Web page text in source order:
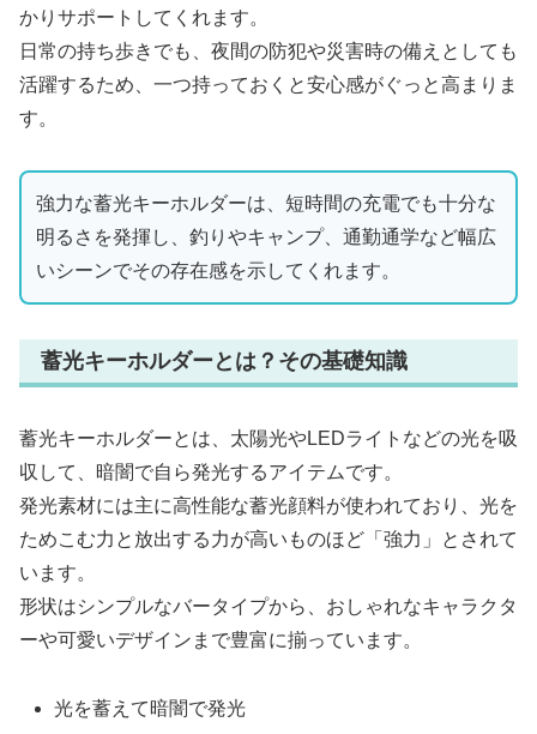
かりサポートしてくれます。
日常の持ち歩きでも、夜間の防犯や災害時の備えとしても
活躍するため、一つ持っておくと安心感がぐっと高まりま
す。
強力な蓄光キーホルダーは、短時間の充電でも十分な
明るさを発揮し、釣りやキャンプ、通勤通学など幅広
いシーンでその存在感を示してくれます。
蓄光キーホルダーとは？その基礎知識
蓄光キーホルダーとは、太陽光やLEDライトなどの光を吸
収して、暗闇で自ら発光するアイテムです。
発光素材には主に高性能な蓄光顔料が使われており、光を
ためこむ力と放出する力が高いものほど「強力」とされて
います。
形状はシンプルなバータイプから、おしゃれなキャラクタ
ーや可愛いデザインまで豊富に揃っています。
光を蓄えて暗闇で発光